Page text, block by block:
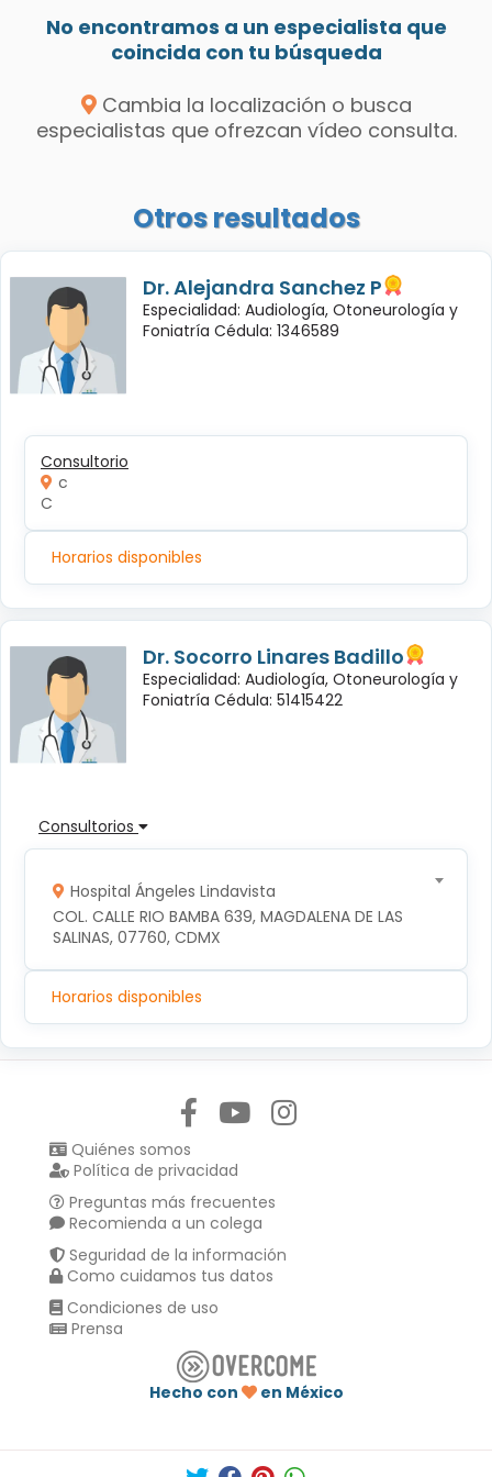
No encontramos a un especialista que
coincida con tu búsqueda
Cambia la localización o busca
especialistas que ofrezcan vídeo consulta.
Otros resultados
Dr. Alejandra Sanchez P
Especialidad: Audiología, Otoneurología y
Foniatría Cédula: 1346589
Consultorio
c
C
Horarios disponibles
Dr. Socorro Linares Badillo
Especialidad: Audiología, Otoneurología y
Foniatría Cédula: 51415422
Consultorios
Hospital Ángeles Lindavista
COL. CALLE RIO BAMBA 639, MAGDALENA DE LAS
SALINAS, 07760, CDMX
Horarios disponibles
Quiénes somos
Política de privacidad
Preguntas más frecuentes
Recomienda a un colega
Seguridad de la información
Como cuidamos tus datos
Condiciones de uso
Prensa
Hecho con
en México